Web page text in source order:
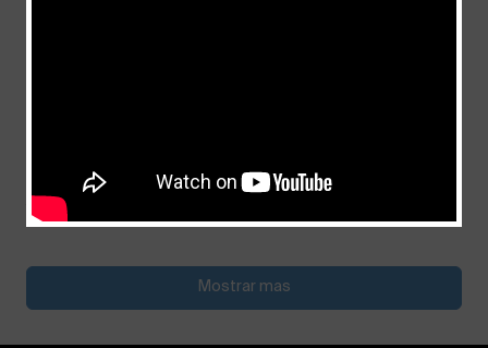
julio 11, 2026
Mostrar mas